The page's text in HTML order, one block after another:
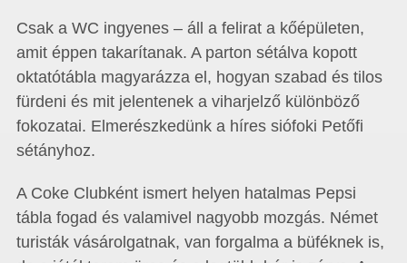
Csak a WC ingyenes – áll a felirat a kőépületen,
amit éppen takarítanak. A parton sétálva kopott
oktatótábla magyarázza el, hogyan szabad és tilos
fürdeni és mit jelentenek a viharjelző különböző
fokozatai. Elme­részkedünk a híres siófoki Petőfi
sétányhoz.
A Coke Clubként ismert helyen hatalmas Pepsi
tábla fogad és valamivel nagyobb mozgás. Német
turisták vásárolgatnak, van forgalma a büféknek is,